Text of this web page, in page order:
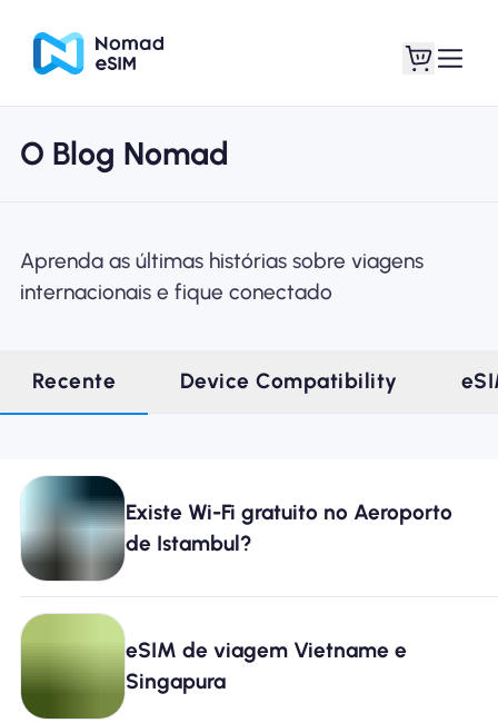
Entrar Inscrever-se
Planos de loja
Sobre o eSIM
Por que Nomad eSIM
Usando um eSIM
Para negócios
O Blog Nomad
Aprenda as últimas histórias sobre viagens
internacionais e fique conectado
Recente Device Compatibility
Existe Wi-Fi gratuito no Aeroporto
de Istambul?
eSIM de viagem Vietname e
Singapura